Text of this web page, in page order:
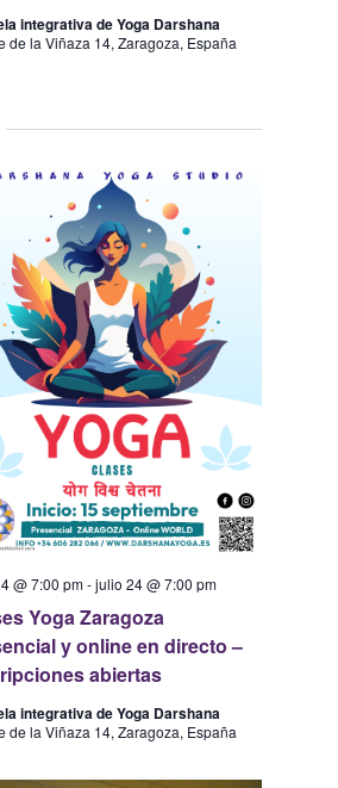
integrativa de Yoga Darshana
de la Viñaza 14, Zaragoza, España
Yoga Zaragoza
y online en directo –
abiertas
@ 7:00 pm-julio 24 @ 7:00 pm
integrativa de Yoga Darshana
de la Viñaza 14, Zaragoza, España